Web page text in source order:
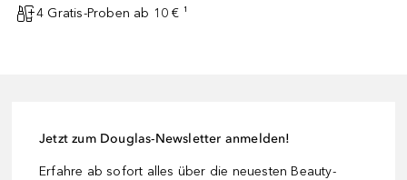
4 Gratis-Proben ab 10 € ¹
Jetzt zum Douglas-Newsletter anmelden!
Erfahre ab sofort alles über die neuesten Beauty-